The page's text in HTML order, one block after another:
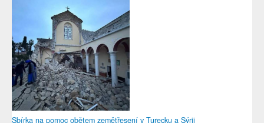
Sbírka na pomoc obětem zemětřesení v Turecku a Sýrii